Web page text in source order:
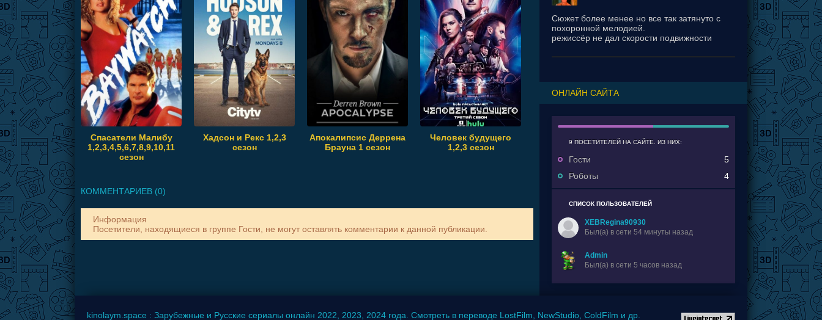
Спасатели Малибу
1,2,3,4,5,6,7,8,9,10,11
сезон
Хадсон и Рекс 1,2,3
сезон
Апокалипсис Деррена
Брауна 1 сезон
Человек будущего
1,2,3 сезон
КОММЕНТАРИЕВ (0)
Информация
Посетители, находящиеся в группе Гости, не могут оставлять комментарии к данной публикации.
Сюжет более менее но все так затянуто с
похоронной мелодией.
режиссёр не дал скорости подвижности
ОНЛАЙН САЙТА
9 ПОСЕТИТЕЛЕЙ НА САЙТЕ. ИЗ НИХ:
Гости
5
Роботы
4
СПИСОК ПОЛЬЗОВАТЕЛЕЙ
XEBRegina90930
Был(a) в сети 54 минуты назад
Admin
Был(a) в сети 5 часов назад
kinolaym.space : Зарубежные и Русские сериалы онлайн 2022, 2023, 2024 года. Смотреть в переводе LostFilm, NewStudio, ColdFilm и др.